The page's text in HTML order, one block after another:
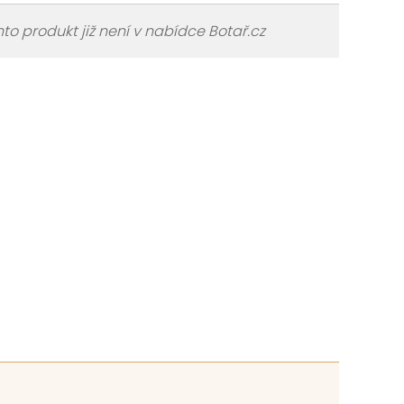
produkt již není v nabídce Botař.cz